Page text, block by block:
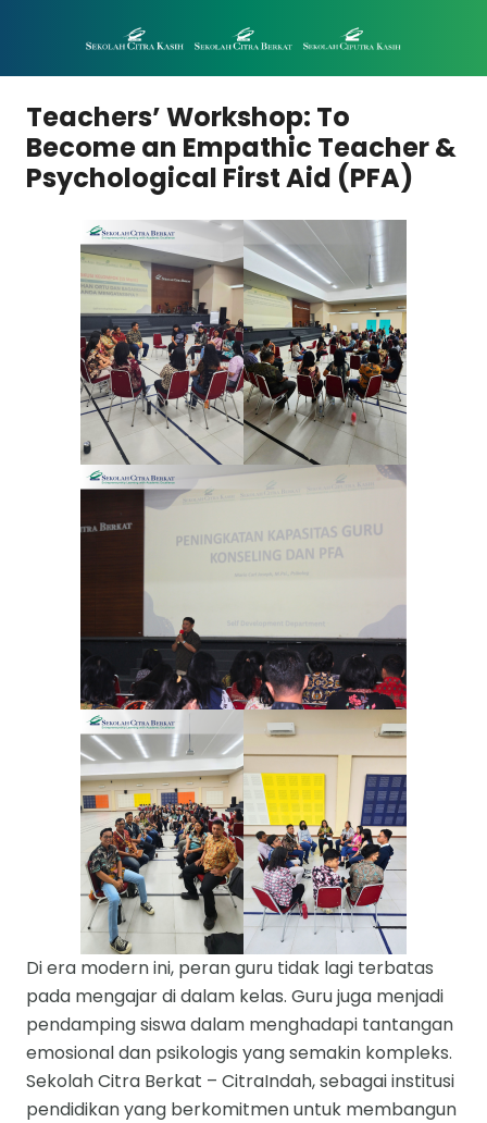
Teachers’ Workshop: To
Become an Empathic Teacher &
Psychological First Aid (PFA)
Di era modern ini, peran guru tidak lagi terbatas
pada mengajar di dalam kelas. Guru juga menjadi
pendamping siswa dalam menghadapi tantangan
emosional dan psikologis yang semakin kompleks.
Sekolah Citra Berkat – CitraIndah, sebagai institusi
pendidikan yang berkomitmen untuk membangun